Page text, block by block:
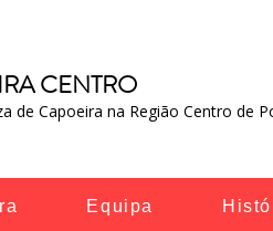
CENTRO
de Capoeira na Região Centro de
Equipa